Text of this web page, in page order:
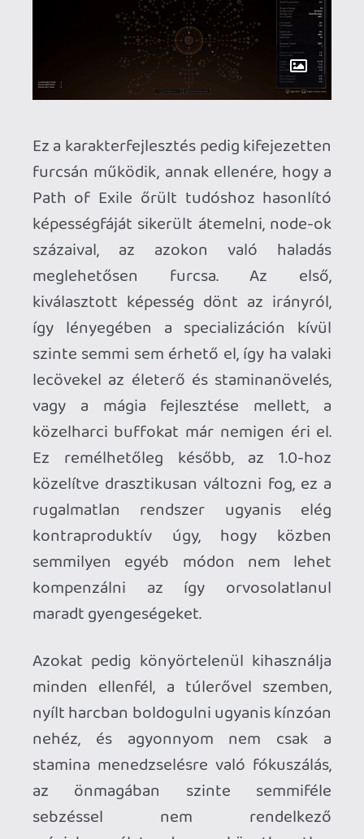
szórakoztató és sorjákkal tarkított, a
frusztrációt és a kidolgozatlanságot is a
nevére vevő különleges egyveleg, ami ha
épp nem kerget ki a világból, teljesen le
tud hengerelni.
a Fatekeeper képes lesz-e megőrizni azt,
amit már most kitaposott magának.
Fatekeeper |Kiadó : THQ |Fejlesztő:
Paraglacial |Platformok: PC (tesztelt) |
Megjelenés : 2026. június 2. (Early Access)
Ár: 9,99 EUR | A tesztkódot a Deadgood
Media-tól kaptuk.